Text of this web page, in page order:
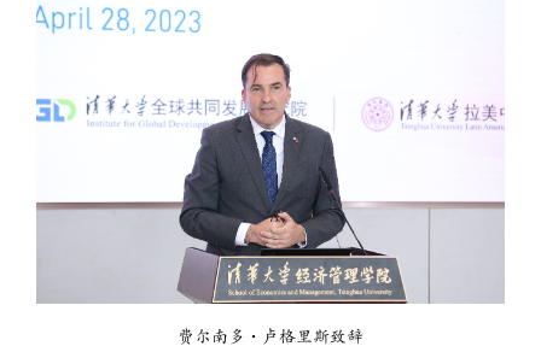
费尔南多·卢格里斯致辞